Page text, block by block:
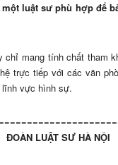
luật sư phù hợp để
chỉ mang tính chất tham
trực tiếp với các văn
lĩnh vực hình sự.
ĐOÀN LUẬT SƯ HÀ NỘI